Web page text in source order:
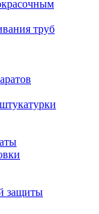
труб
защиты